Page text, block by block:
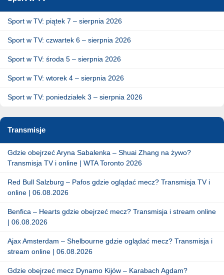
Sport w TV: piątek 7 – sierpnia 2026
Sport w TV: czwartek 6 – sierpnia 2026
Sport w TV: środa 5 – sierpnia 2026
Sport w TV: wtorek 4 – sierpnia 2026
Sport w TV: poniedziałek 3 – sierpnia 2026
Transmisje
Gdzie obejrzeć Aryna Sabalenka – Shuai Zhang na żywo?
Transmisja TV i online | WTA Toronto 2026
Red Bull Salzburg – Pafos gdzie oglądać mecz? Transmisja TV i
online | 06.08.2026
Benfica – Hearts gdzie obejrzeć mecz? Transmisja i stream online
| 06.08.2026
Ajax Amsterdam – Shelbourne gdzie oglądać mecz? Transmisja i
stream online | 06.08.2026
Gdzie obejrzeć mecz Dynamo Kijów – Karabach Agdam?